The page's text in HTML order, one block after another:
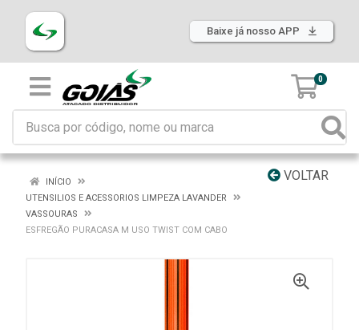
Baixe já nosso APP
0
VOLTAR
INÍCIO
UTENSILIOS E ACESSORIOS LIMPEZA LAVANDER
VASSOURAS
ESFREGÃO PURACASA M USO TWIST COM CABO